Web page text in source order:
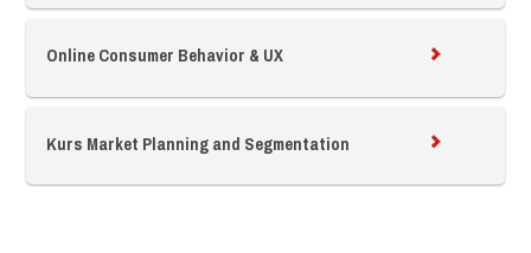
Online Consumer Behavior & UX
Kurs Market Planning and Segmentation